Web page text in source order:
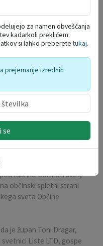
podali: Matej Oražem
, Robert Pečnik /SMC/,
/LTD/, in Metod
najdete na občinski
rubriko Občinski svet,
občinski spletni strani
sveta Občine
je župan Toni Dragar,
Liste LTD, gospe
za namen obveščanja
kadarkoli prekličem.
si lahko preberetetukaj.
prejemanje izrednih
se